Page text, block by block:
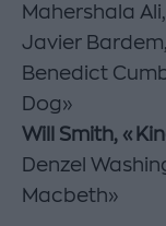
Mahershala
Javier
Benedict
Dog»
Will Smith,
Denzel
Macbeth»